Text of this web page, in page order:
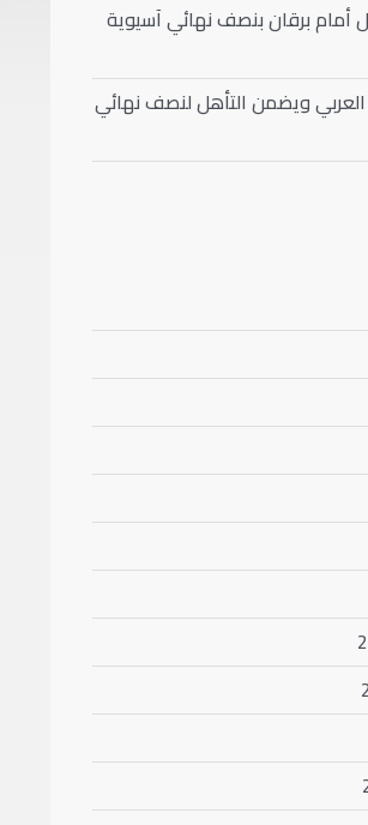
أمام برقان بنصف نهائي آسيوية
العربي ويضمن التأهل لنصف نهائي